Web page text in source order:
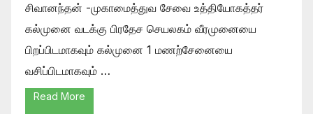
சிவானந்தன் -முகாமைத்துவ சேவை உத்தியோகத்தர்
கல்முனை வடக்கு பிரதேச செயலகம் வீரமுனையை
பிறப்பிடமாகவும் கல்முனை 1 மணற்சேனையை
வசிப்பிடமாகவும் …
Read More